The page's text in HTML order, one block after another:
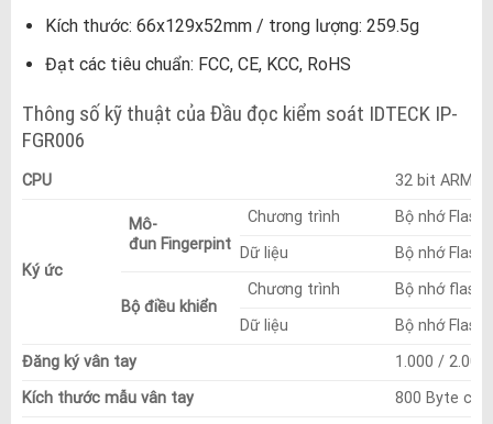
Kích thước: 66x129x52mm / trong lượng: 259.5g
Đạt các tiêu chuẩn: FCC, CE, KCC, RoHS
Thông số kỹ thuật của Đầu đọc kiểm soát IDTECK IP-
FGR006
CPU 32 bit ARM9,
Ký ức
Mô-
đun Fingerpint
Chương trình
Bộ nhớ Flash
Dữ liệu
Bộ nhớ
Bộ điều khiển
Chương trình
Bộ nhớ flash
Dữ liệu
Bộ nhớ Flash
Đăng ký vân tay
1.000 /
Kích thước mẫu vân tay
800 Byte